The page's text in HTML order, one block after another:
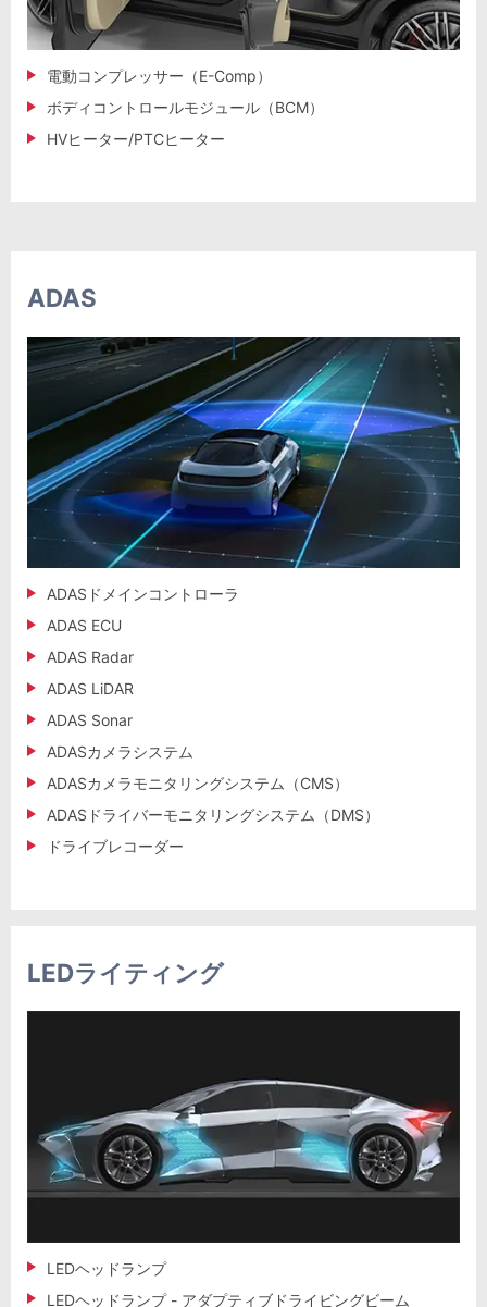
電動コンプレッサー（E-Comp）
ボディコントロールモジュール（BCM）
HVヒーター/PTCヒーター
ADAS
ADASドメインコントローラ
ADAS ECU
ADAS Radar
ADAS LiDAR
ADAS Sonar
ADASカメラシステム
ADASカメラモニタリングシステム（CMS）
ADASドライバーモニタリングシステム（DMS）
ドライブレコーダー
LEDライティング
LEDヘッドランプ
LEDヘッドランプ - アダプティブドライビングビーム